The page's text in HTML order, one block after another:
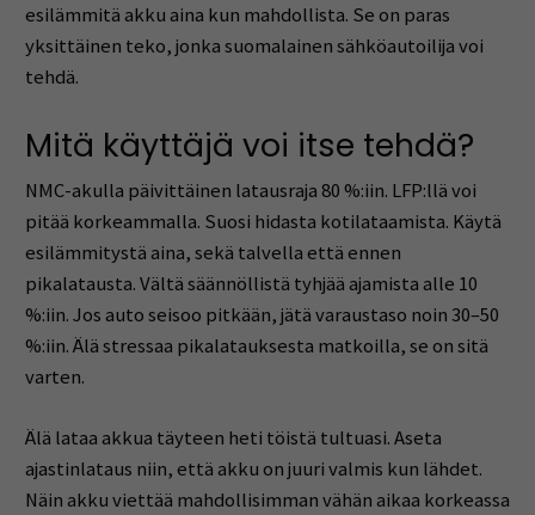
esilämmitä akku aina kun mahdollista. Se on paras
yksittäinen teko, jonka suomalainen sähköautoilija voi
tehdä.
Mitä käyttäjä voi itse tehdä?
NMC-akulla päivittäinen latausraja 80 %:iin. LFP:llä voi
pitää korkeammalla. Suosi hidasta kotilataamista. Käytä
esilämmitystä aina, sekä talvella että ennen
pikalatausta. Vältä säännöllistä tyhjää ajamista alle 10
%:iin. Jos auto seisoo pitkään, jätä varaustaso noin 30–50
%:iin. Älä stressaa pikalatauksesta matkoilla, se on sitä
varten.
Älä lataa akkua täyteen heti töistä tultuasi. Aseta
ajastinlataus niin, että akku on juuri valmis kun lähdet.
Näin akku viettää mahdollisimman vähän aikaa korkeassa